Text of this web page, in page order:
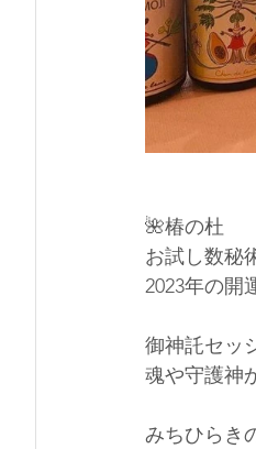
🌺椿の杜
お試し数秘
2023年の開
御神託セッ
魂や守護神
みちひらき